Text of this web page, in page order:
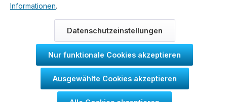
Informationen.
Datenschutzeinstellungen
Nur funktionale Cookies akzeptieren
Ausgewählte Cookies akzeptieren
Durch IT-Recht Kanzlei
Kundenmeinung: